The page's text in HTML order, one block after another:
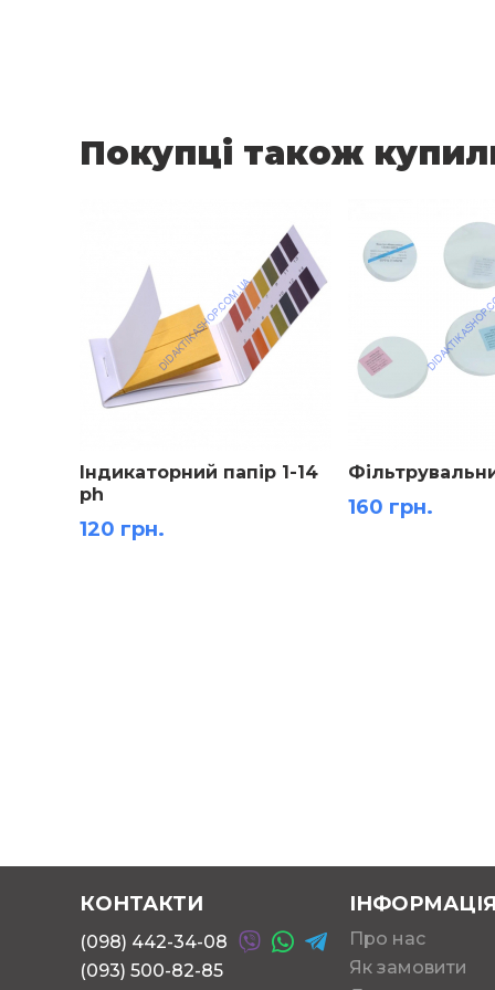
Покупці також
Індикаторний папір 1-14
ph
120 грн.
160 грн.
КОНТАКТИ
(098) 442-34-08
(093) 500-82-85
ІНФОРМАЦІЯ
Про нас
Як замовити